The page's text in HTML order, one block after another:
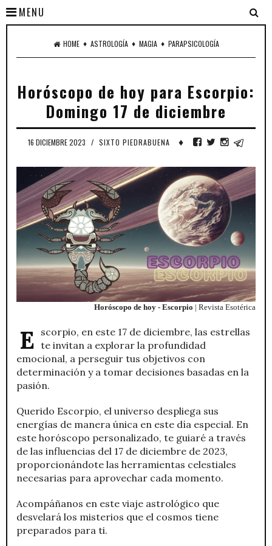
MENU
HOME ♦ ASTROLOGÍA ♦ MAGIA ♦ PARAPSICOLOGÍA
Horóscopo de hoy para Escorpio:
Domingo 17 de diciembre
16 DICIEMBRE 2023 / SIXTO PIEDRABUENA ♦
Horóscopo de hoy - Escorpio | Revista Esotérica
Escorpio, en este 17 de diciembre, las estrellas te invitan a explorar la profundidad
emocional, a perseguir tus objetivos con
determinación y a tomar decisiones basadas en la
pasión.
Querido Escorpio, el universo despliega sus
energías de manera única en este día especial. En
este horóscopo personalizado, te guiaré a través
de las influencias del 17 de diciembre de 2023,
proporcionándote las herramientas celestiales
necesarias para aprovechar cada momento.
Acompáñanos en este viaje astrológico que
desvelará los misterios que el cosmos tiene
preparados para ti.